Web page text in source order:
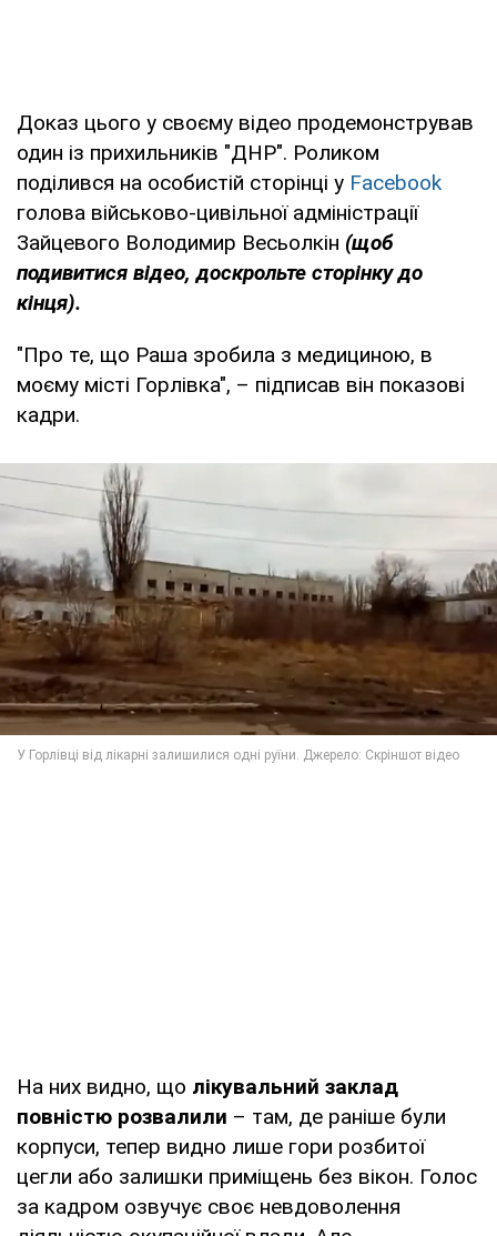
Доказ цього у своєму відео продемонстрував
один із прихильників "ДНР". Роликом
поділився на особистій сторінці у Facebook
голова військово-цивільної адміністрації
Зайцевого Володимир Весьолкін (щоб
подивитися відео, доскрольте сторінку до
кінця).
"Про те, що Раша зробила з медициною, в
моєму місті Горлівка", – підписав він показові
кадри.
На них видно, що лікувальний заклад
повністю розвалили – там, де раніше були
корпуси, тепер видно лише гори розбитої
цегли або залишки приміщень без вікон. Голос
за кадром озвучує своє невдоволення